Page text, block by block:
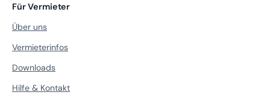
Für Vermieter
Über uns
Vermieterinfos
Downloads
Hilfe & Kontakt